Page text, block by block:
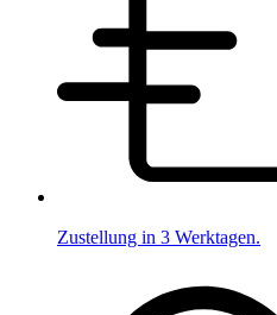
Zustellung in 3 Werktagen.